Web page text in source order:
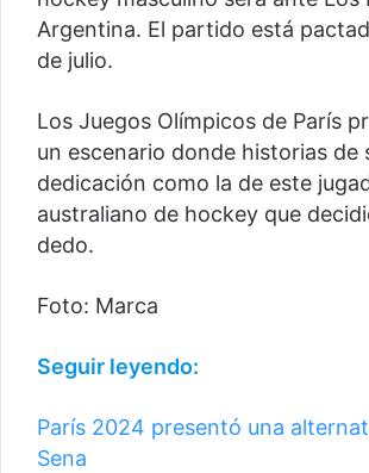
Argentina. El partido está
de julio.
Los Juegos Olímpicos de París
un escenario donde historias de
dedicación como la de este
australiano de hockey que
dedo.
Foto: Marca
Seguir leyendo:
París 2024 presentó una
Sena